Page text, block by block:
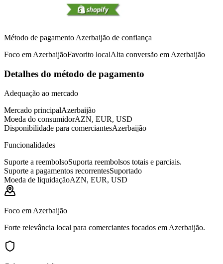
Método de pagamento Azerbaijão de confiança
Foco em AzerbaijãoFavorito localAlta conversão em Azerbaijão
Detalhes do método de pagamento
Adequação ao mercado
Mercado principalAzerbaijão
Moeda do consumidorAZN, EUR, USD
Disponibilidade para comerciantesAzerbaijão
Funcionalidades
Suporte a reembolsoSuporta reembolsos totais e parciais.
Suporte a pagamentos recorrentesSuportado
Moeda de liquidaçãoAZN, EUR, USD
Foco em Azerbaijão
Forte relevância local para comerciantes focados em Azerbaijão.